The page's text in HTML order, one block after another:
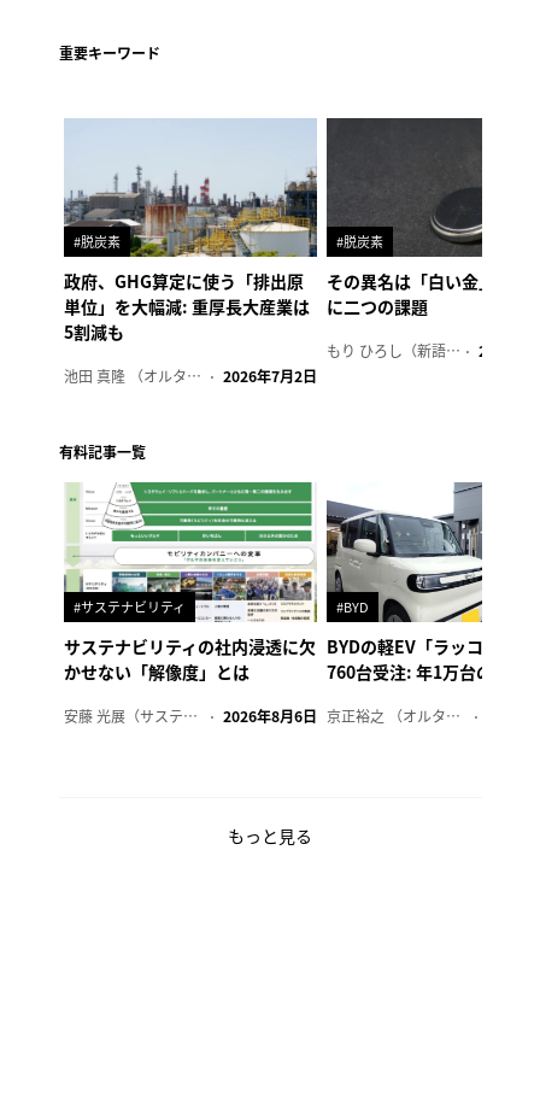
重要キーワード
#脱炭素
政府、GHG算定に使う「排出原
単位」を大幅減: 重厚長大産業は
5割減も
池田 真隆 （オルタナ輪番編集長） 2026年7月2日
#脱炭素
その異名は「白い金」、リ
に二つの課題
もり ひろし（新語ウォッチャー） 2023年7
有料記事一覧
#サステナビリティ
サステナビリティの社内浸透に欠
かせない「解像度」とは
安藤 光展（サステナビリティ・コンサルタント） 2026年8月6日
#BYD
BYDの軽EV「ラッコ」、1
760台受注: 年1万台の販売
京正裕之 （オルタナ副編集長）
もっと見る